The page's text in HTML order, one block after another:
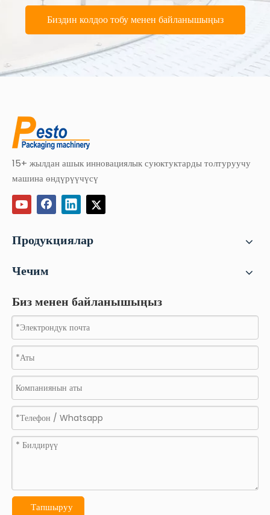
Биздин колдоо тобу менен байланышыңыз
15+ жылдан ашык инновациялык суюктуктарды толтуруучу
машина өндүрүүчүсү
Продукциялар
Чечим
Биз менен байланышыңыз
Тапшыруу